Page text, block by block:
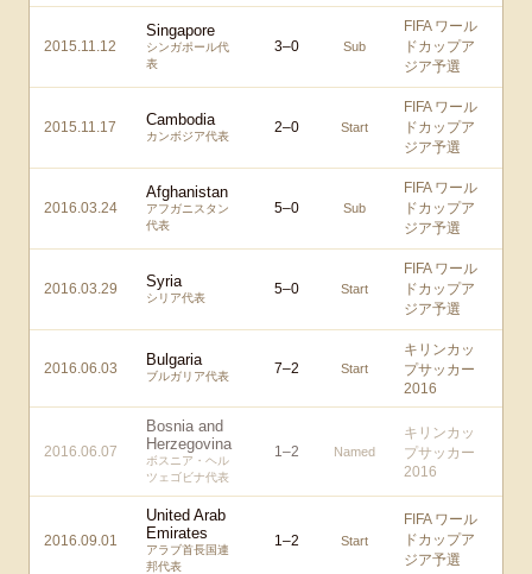
2015.11.12
Singapore
シンガポール代
表
3–0 Sub
FIFA ワール
ドカップア
ジア予選
2015.11.17 Cambodia
カンボジア代表
2–0 Start
FIFA ワール
ドカップア
ジア予選
2016.03.24
Afghanistan
アフガニスタン
代表
5–0 Sub
FIFA ワール
ドカップア
ジア予選
2016.03.29 Syria
シリア代表
5–0 Start
FIFA ワール
ドカップア
ジア予選
2016.06.03 Bulgaria
ブルガリア代表 7–2 Start
キリンカッ
プサッカー
2016
2016.06.07
Bosnia and
Herzegovina
ボスニア・ヘル
ツェゴビナ代表
1–2 Named
キリンカッ
プサッカー
2016
2016.09.01
United Arab
Emirates
アラブ首長国連
邦代表
1–2 Start
FIFA ワール
ドカップア
ジア予選